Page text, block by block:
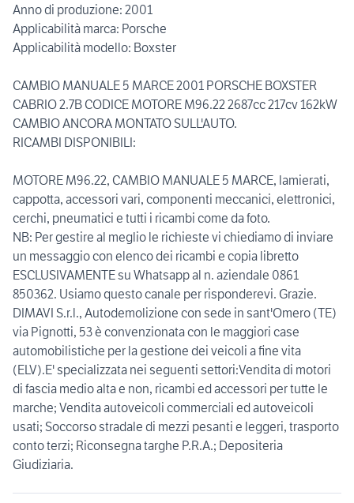
Anno di produzione: 2001
Applicabilità marca: Porsche
Applicabilità modello: Boxster
CAMBIO MANUALE 5 MARCE 2001 PORSCHE BOXSTER
CABRIO 2.7B CODICE MOTORE M96.22 2687cc 217cv 162kW
CAMBIO ANCORA MONTATO SULL'AUTO.
RICAMBI DISPONIBILI:
MOTORE M96.22, CAMBIO MANUALE 5 MARCE, lamierati,
cappotta, accessori vari, componenti meccanici, elettronici,
cerchi, pneumatici e tutti i ricambi come da foto.
NB: Per gestire al meglio le richieste vi chiediamo di inviare
un messaggio con elenco dei ricambi e copia libretto
ESCLUSIVAMENTE su Whatsapp al n. aziendale 0861
850362. Usiamo questo canale per risponderevi. Grazie.
DIMAVI S.r.l., Autodemolizione con sede in sant'Omero (TE)
via Pignotti, 53 è convenzionata con le maggiori case
automobilistiche per la gestione dei veicoli a fine vita
(ELV).E' specializzata nei seguenti settori:Vendita di motori
di fascia medio alta e non, ricambi ed accessori per tutte le
marche; Vendita autoveicoli commerciali ed autoveicoli
usati; Soccorso stradale di mezzi pesanti e leggeri, trasporto
conto terzi; Riconsegna targhe P.R.A.; Depositeria
Giudiziaria.